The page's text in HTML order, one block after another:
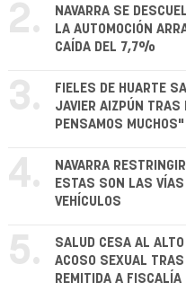
2.
NAVARRA SE
LA AUTOMOCIÓN
CAÍDA DEL 7,7%
3.
FIELES DE HUARTE
JAVIER AIZPÚN TRAS
PENSAMOS MUCHOS"
4.
NAVARRA
ESTAS SON LAS VÍAS
VEHÍCULOS
5.
SALUD CESA AL
ACOSO SEXUAL
REMITIDA A FISCALÍA